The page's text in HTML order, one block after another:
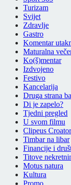
Turizam
Svijet
Zdravlje
Gastro
Komentar
Maturalna
Ko(š)mentar
Izdvojeno
Festivo
Kancelarija
Druga strana
Di je zapelo?
Tjedni pregled
U svom filmu
Clipeus
Timbar na libar
Financije i
Titove
Motus natura
Kultura